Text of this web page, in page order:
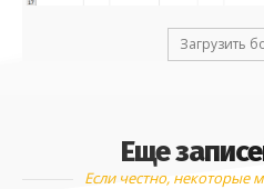
Загрузить
Еще
Если честно, некоторые